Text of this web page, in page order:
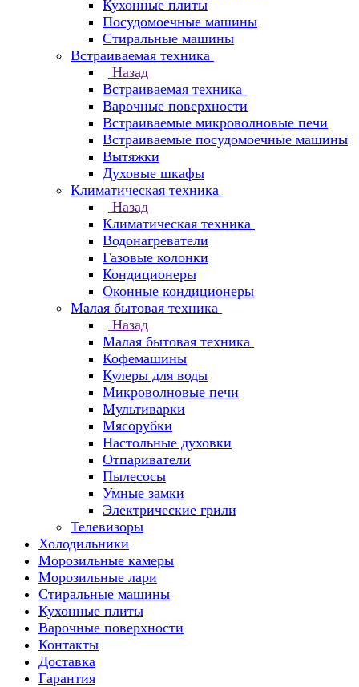
Кухонные плиты
Посудомоечные машины
Стиральные машины
Встраиваемая техника
Назад
Встраиваемая техника
Варочные поверхности
Встраиваемые микроволновые печи
Встраиваемые посудомоечные машины
Вытяжки
Духовые шкафы
Климатическая техника
Назад
Климатическая техника
Водонагреватели
Газовые колонки
Кондиционеры
Оконные кондиционеры
Малая бытовая техника
Назад
Малая бытовая техника
Кофемашины
Кулеры для воды
Микроволновые печи
Мультиварки
Мясорубки
Настольные духовки
Отпариватели
Пылесосы
Умные замки
Электрические грили
Телевизоры
Холодильники
Морозильные камеры
Морозильные лари
Стиральные машины
Кухонные плиты
Варочные поверхности
Контакты
Доставка
Гарантия